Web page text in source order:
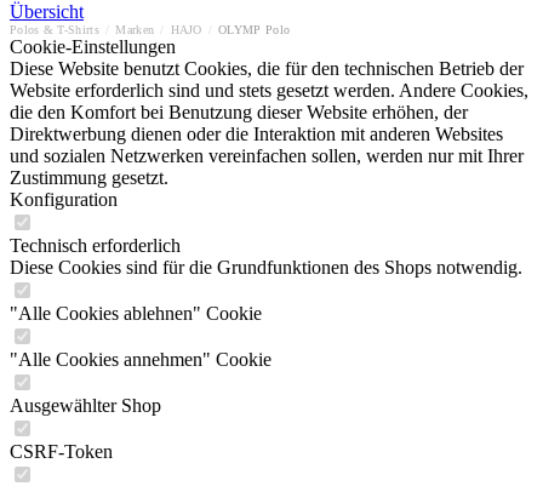
Übersicht
Polos & T-Shirts Marken HAJO OLYMP Polo
Cookie-Einstellungen
Diese Website benutzt Cookies, die für den technischen Betrieb der
Website erforderlich sind und stets gesetzt werden. Andere Cookies,
die den Komfort bei Benutzung dieser Website erhöhen, der
Direktwerbung dienen oder die Interaktion mit anderen Websites
und sozialen Netzwerken vereinfachen sollen, werden nur mit Ihrer
Zustimmung gesetzt.
Konfiguration
Technisch erforderlich
Diese Cookies sind für die Grundfunktionen des Shops notwendig.
"Alle Cookies ablehnen" Cookie
"Alle Cookies annehmen" Cookie
Ausgewählter Shop
CSRF-Token